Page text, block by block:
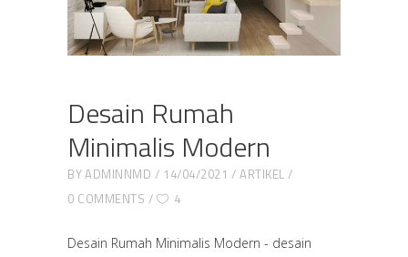
Desain Rumah
Minimalis Modern
BYADMINNMD 14/04/2021
ARTIKEL
0 COMMENTS
4
Desain Rumah Minimalis Modern - desain